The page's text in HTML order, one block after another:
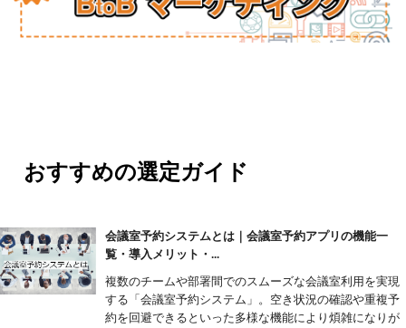
おすすめの選定ガイド
会議室予約システムとは｜会議室予約アプリの機能一
覧・導入メリット・...
複数のチームや部署間でのスムーズな会議室利用を実現
する「会議室予約システム」。空き状況の確認や重複予
約を回避できるといった多様な機能により煩雑になりが